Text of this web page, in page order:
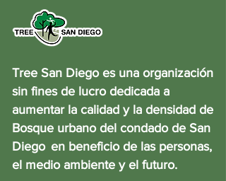
Tree San Diego es una organización
sin fines de lucro dedicada a
aumentar la calidad y la densidad de
Bosque urbano del condado de San
Diego en beneficio de las personas,
el medio ambiente y el futuro.